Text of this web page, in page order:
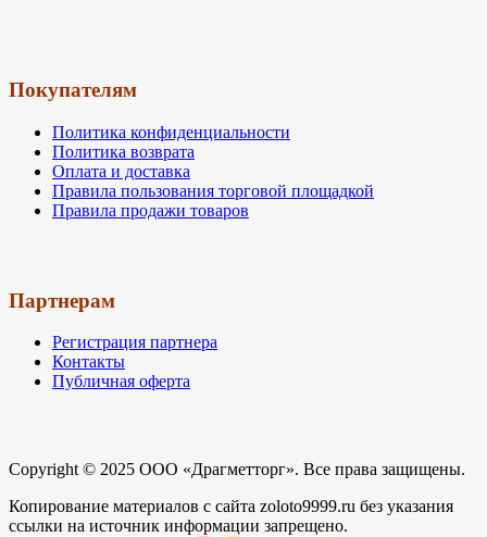
Покупателям
Политика конфиденциальности
Политика возврата
Оплата и доставка
Правила пользования торговой площадкой
Правила продажи товаров
Партнерам
Регистрация партнера
Контакты
Публичная оферта
Copyright © 2025 ООО «Драгметторг». Все права защищены.
Копирование материалов с сайта zoloto9999.ru без указания
ссылки на источник информации запрещено.